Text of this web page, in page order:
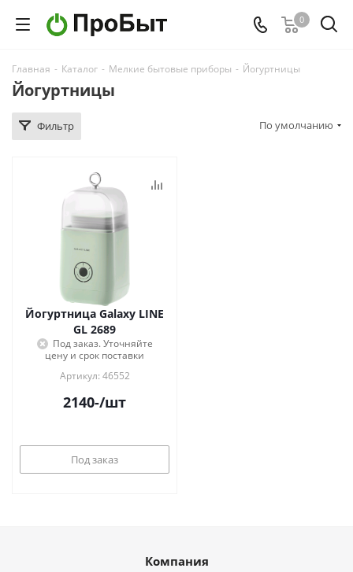
0
Главная - Каталог - Мелкие бытовые приборы - Йогуртницы
Йогуртницы
Фильтр По умолчанию
Йогуртница Galaxy LINE
GL 2689
Под заказ. Уточняйте
цену и срок поставки
Артикул: 46552
2140-/шт
Под заказ
Компания